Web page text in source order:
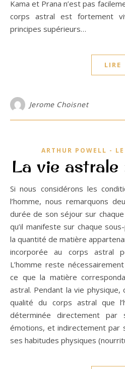
Kama et Prana n’est pas
corps astral est fortement
principes supérieurs…
LIRE
Jerome Choisnet
ARTHUR POWELL -
La vie astrale
Si nous considérons les conditions de la vie astrale de
l’homme, nous remarquons
durée de son séjour sur
qu’il manifeste sur chaque
la quantité de matière
incorporée au corps astral
L’homme reste
ce que la matière
astral. Pendant la vie physique,
qualité du corps astral que
déterminée directement
émotions, et indirectement par
ses habitudes physiques